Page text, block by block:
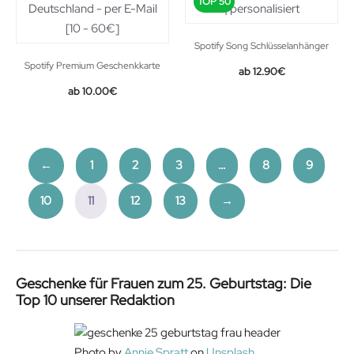
Spotify Premium Geschenkkarte
10.00€
Spotify Song Schlüsselanhänger
12.90€
← 1 2 3 … 8 9
10 11 12 13 →
Geschenke für Frauen zum 25. Geburtstag: Die
Top 10 unserer Redaktion